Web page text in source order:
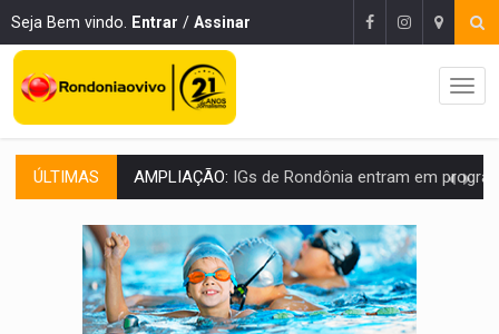
Seja Bem vindo. Entrar / Assinar
ÚLTIMAS AMPLIAÇÃO: IGs de Rondônia entram em programa internacional para
URGENTE:Acidente envolve cinco veículos em obra de
EDUCAÇÃO:Corumbiara lidera Ideb 2025 entre redes
COMPETIÇÕES:Joer 2026 inicia fases regionais e reúne mais de 7,3